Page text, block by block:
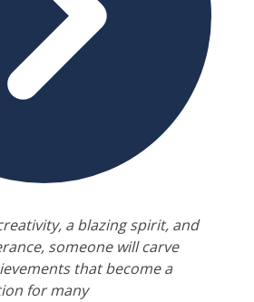
a blazing spirit, and
someone will carve
that become a
for many